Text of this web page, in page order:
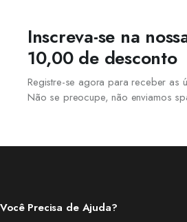
Inscreva-se na
10,00 de desconto
Registre-se agora para receber as
Não se preocupe, não enviamos
Você Precisa de Ajuda?